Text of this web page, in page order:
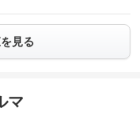
見る
マ